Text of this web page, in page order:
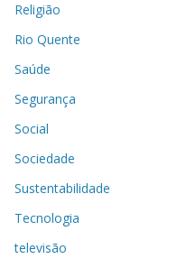
Religião
Rio Quente
Saúde
Segurança
Social
Sociedade
Sustentabilidade
Tecnologia
televisão